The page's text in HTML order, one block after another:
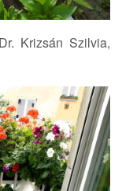
Krizsán Szilvia,